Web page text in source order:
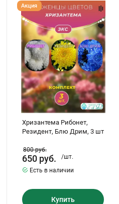
Хризантема
Рибонет,
Резидент,
Блю
Дрим,
шт
Хризантема Рибонет,
Резидент, Блю Дрим, 3 шт
Акция
800руб.
650 руб.
/шт.
Есть в наличии
Купить